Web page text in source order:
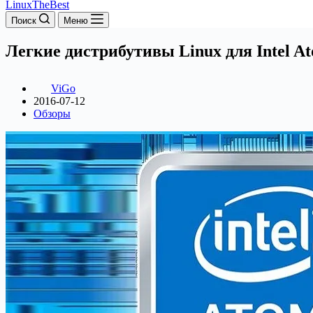
LinuxTheBest
Поиск Меню
Легкие дистрибутивы Linux для Intel
ViGo
2016-07-12
Обзоры